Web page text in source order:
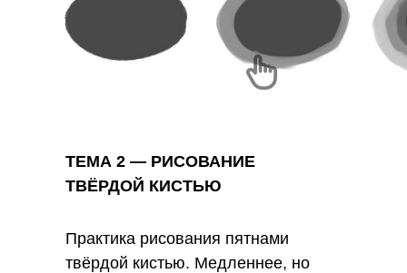
ТЕМА 2 — РИСОВАНИЕ
ТВЁРДОЙ КИСТЬЮ
Практика рисования пятнами
твёрдой кистью. Медленнее, но